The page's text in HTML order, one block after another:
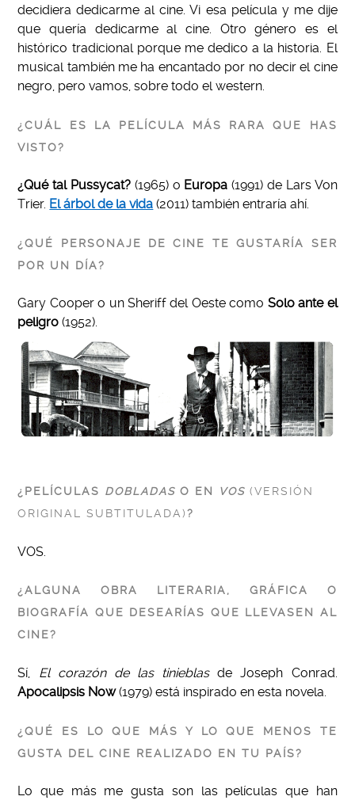
decidiera dedicarme al cine. Vi esa película y me dije
que quería dedicarme al cine. Otro género es el
histórico tradicional porque me dedico a la historia. El
musical también me ha encantado por no decir el cine
negro, pero vamos, sobre todo el western.
¿CUÁL ES LA PELÍCULA MÁS RARA QUE HAS
VISTO?
¿Qué tal Pussycat? (1965) o Europa (1991) de Lars Von
Trier. El árbol de la vida (2011) también entraría ahí.
¿QUÉ PERSONAJE DE CINE TE GUSTARÍA SER
POR UN DÍA?
Gary Cooper o un Sheriff del Oeste como Solo ante el
peligro (1952).
¿PELÍCULAS DOBLADAS O EN VOS (VERSIÓN
ORIGINAL SUBTITULADA)?
VOS.
¿ALGUNA OBRA LITERARIA, GRÁFICA O
BIOGRAFÍA QUE DESEARÍAS QUE LLEVASEN AL
CINE?
Sí, El corazón de las tinieblasde Joseph Conrad.
Apocalipsis Now(1979) está inspirado en esta novela.
¿QUÉ ES LO QUE MÁS Y LO QUE MENOS TE
GUSTA DEL CINE REALIZADO EN TU PAÍS?
Lo que más me gusta son las películas que han